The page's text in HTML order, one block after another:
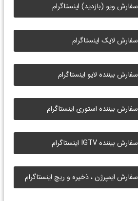
سفارش ویو (بازدید) اینستاگرام
سفارش لایک اینستاگرام
سفارش بیننده لایو اینستاگرام
سفارش بیننده استوری اینستاگرام
سفارش بیننده IGTV اینستاگرام
سفارش ایمپرژن ، ذخیره و ریچ اینستاگرام